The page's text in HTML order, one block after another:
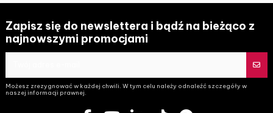
Zapisz się do newslettera i bądź na bieżąco z
najnowszymi promocjami
Możesz zrezygnować w każdej chwili. W tym celu należy odnaleźć szczegóły w
naszej informacji prawnej.